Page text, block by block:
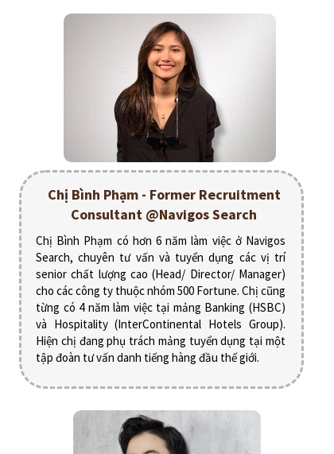
Chị Bình Phạm có hơn 6 năm làm việc ở Navigos
Search, chuyên tư vấn và tuyển dụng các vị trí
senior chất lượng cao (Head/ Director/ Manager)
cho các công ty thuộc nhóm 500 Fortune. Chị cũng
từng có 4 năm làm việc tại mảng Banking (HSBC)
và Hospitality (InterContinental Hotels Group).
Hiện chị đang phụ trách mảng tuyển dụng tại một
tập đoàn tư vấn danh tiếng hàng đầu thế giới.
Chị Bình Phạm - Former Recruitment
Consultant @Navigos Search